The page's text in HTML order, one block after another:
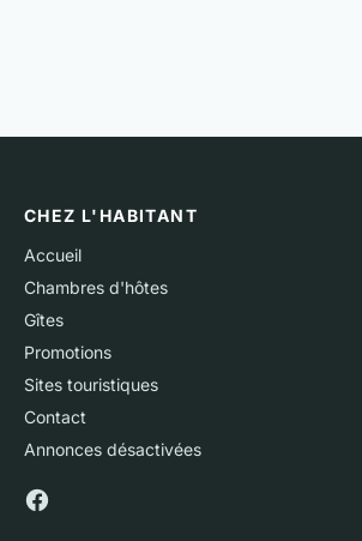
CHEZ L'HABITANT
Accueil
Chambres d'hôtes
Gîtes
Promotions
Sites touristiques
Contact
Annonces désactivées